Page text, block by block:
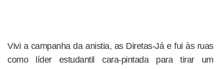
Vivi a campanha da anistia, as Diretas-Já e fui às ruas
como líder estudantil cara-pintada para tirar um